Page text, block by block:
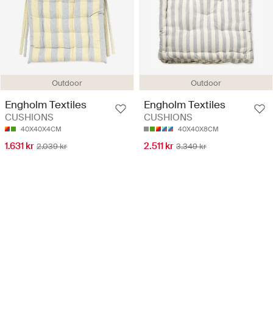
Outdoor
Engholm Textiles
CUSHIONS
40X40X4CM
1.631 kr 2.039 kr
Outdoor
Engholm Textiles
CUSHIONS
40X40X8CM
2.511 kr 3.349 kr